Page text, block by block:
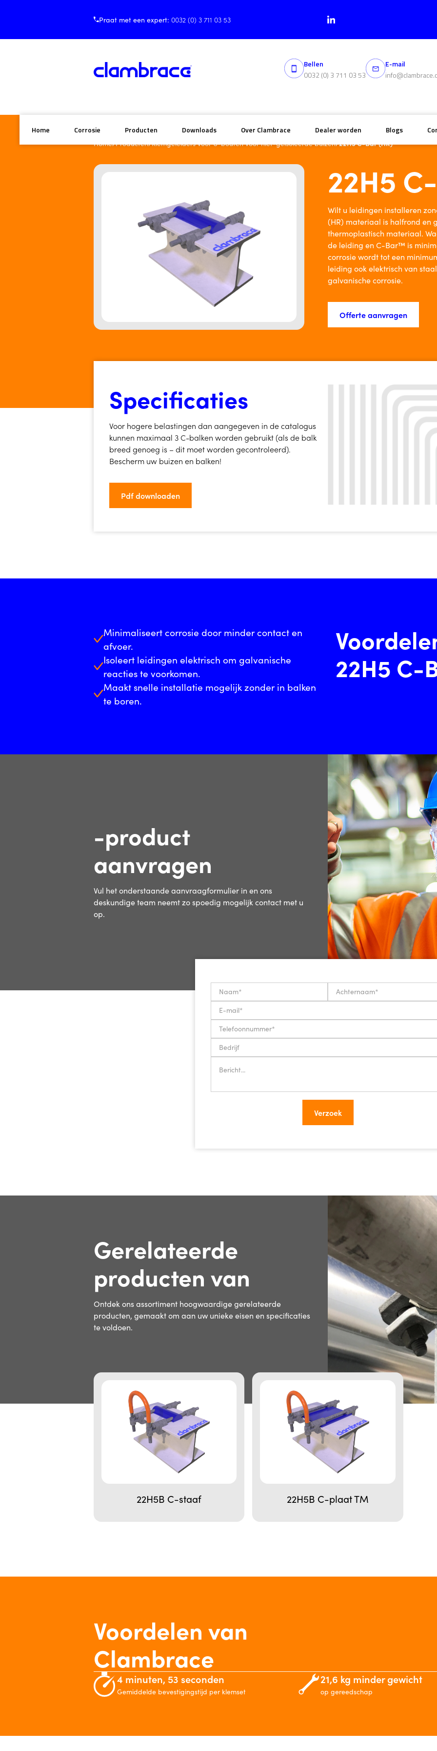
Praat met een expert:0032 (0) 3 711 03 53
Bellen
0032 (0) 3 711 03 53
E-mail
Home Corrosie Producten Downloads Over Clambrace Dealer worden Blogs
Home/Producten/Klemgeleiders voor U-bouten voor niet-geïsoleerde buizen/22H5 C-Bar (HR)
22H5
Wilt u leidingen installeren
(HR) materiaal is halfrond en
thermoplastisch materiaal.
de leiding en C-Bar™ is
corrosie wordt tot een
leiding ook elektrisch van
galvanische corrosie.
Offerte aanvragen
Specificaties
Voor hogere belastingen dan aangegeven in de catalogus
kunnen maximaal 3 C-balken worden gebruikt (als de balk
breed genoeg is – dit moet worden gecontroleerd).
Bescherm uw buizen en balken!
Pdf downloaden
Minimaliseert corrosie door minder contact en
afvoer.
Isoleert leidingen elektrisch om galvanische
reacties te voorkomen.
Maakt snelle installatie mogelijk zonder in balken
te boren.
22H5 C-
-product
aanvragen
Vul het onderstaande aanvraagformulier in en ons
deskundige team neemt zo spoedig mogelijk contact met u
op.
Gerelateerde
producten van
Ontdek ons assortiment hoogwaardige gerelateerde
producten, gemaakt om aan uw unieke eisen en specificaties
te voldoen.
22H5B C-staaf 22H5B C-plaat TM
Voordelen van
Clambrace
4 minuten, 53 seconden
Gemiddelde bevestigingstijd per klemset
21,6 kg minder gewicht
op gereedschap